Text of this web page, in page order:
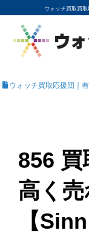
ウォッチ買取買取
YouTubeで動画
ROLEXモデル名
高級時計ブラン
地域から買取店を
店舗名から買取店
ブランド時計を
買取査定を依頼す
ウォッチ買取応援団｜
856 買
高く
【Sinn